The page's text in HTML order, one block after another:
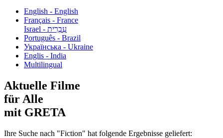
English - English
Français - France
עִבְרִית - Israel
Português - Brazil
Українська - Ukraine
Englis - India
Multilingual
Aktuelle Filme
für Alle
mit GRETA
Ihre Suche nach "Fiction" hat folgende Ergebnisse geliefert: